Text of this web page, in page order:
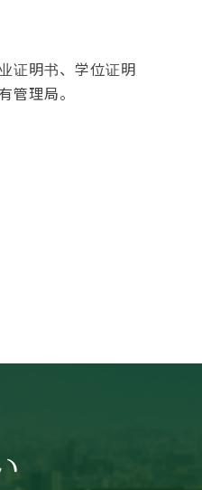
证明书、学位证明
理局。